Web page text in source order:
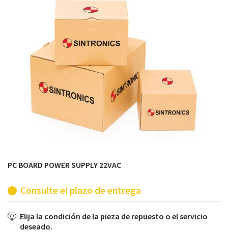
módulos antiguos a un alto nivel técnico o sustitución
de módulos descontinuados por módulos del propio
PC BOARD POWER SUPPLY 22VAC
Consulte el plazo de entrega
Elija la condición de la pieza de repuesto o el servicio
deseado.